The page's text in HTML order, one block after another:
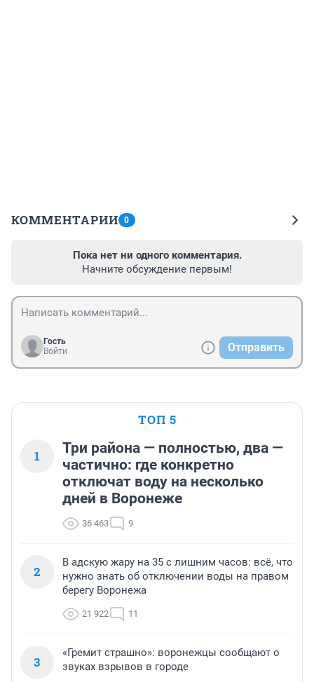
КОММЕНТАРИИ 0
Пока нет ни одного комментария.
Начните обсуждение первым!
Гость
Войти
Отправить
ТОП 5
1
Три района — полностью, два —
частично: где конкретно
отключат воду на несколько
дней в Воронеже
36 463 9
2
В адскую жару на 35 с лишним часов: всё, что
нужно знать об отключении воды на правом
берегу Воронежа
21 922 11
3
«Гремит страшно»: воронежцы сообщают о
звуках взрывов в городе